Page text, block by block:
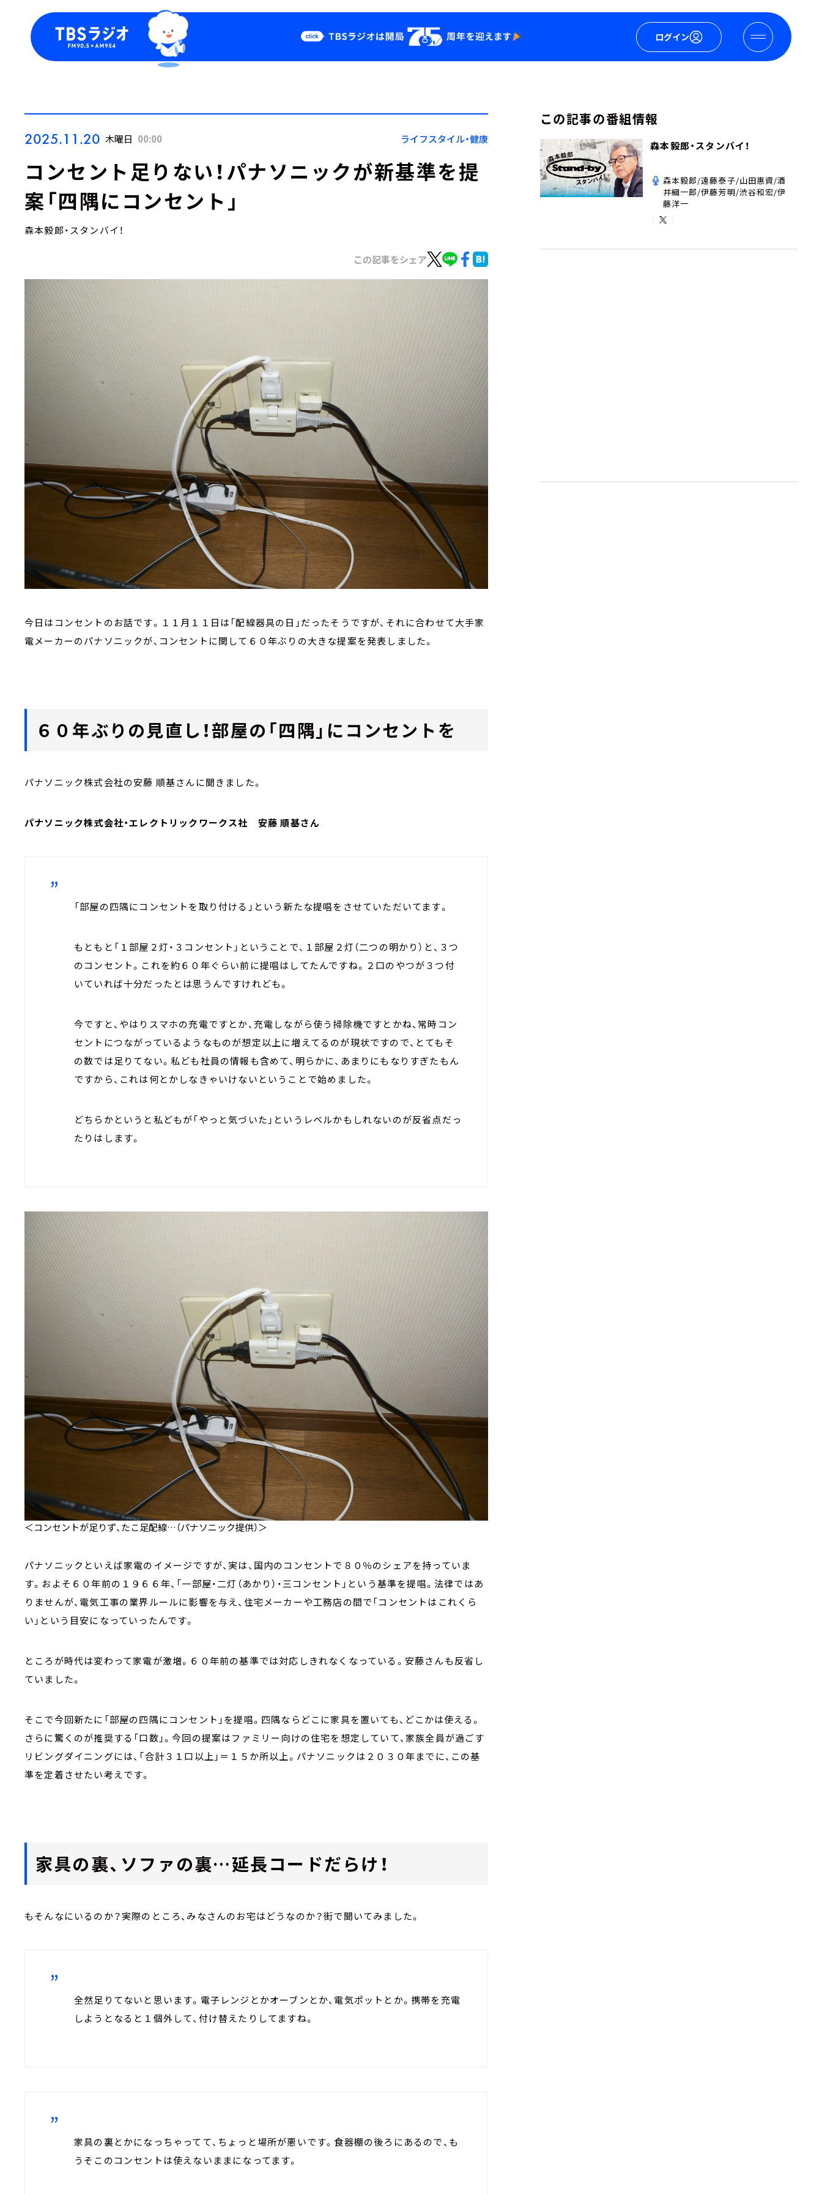
ログイン
Podcast
YouTube
会社情報
2025.11.20 木曜日 00:00 ライフスタイル・健康
コンセント足りない！パナソニックが新基準を提
案「四隅にコンセント」
森本毅郎・スタンバイ！
この記事をシェア
今日はコンセントのお話です。１１月１１日は「配線器具の日」だったそうですが、それに合わせて大手家
電メーカーのパナソニックが、コンセントに関して６０年ぶりの大きな提案を発表しました。
６０年ぶりの見直し！部屋の「四隅」にコンセントを
パナソニック株式会社の安藤 順基さんに聞きました。
パナソニック株式会社・エレクトリックワークス社 安藤 順基さん
「部屋の四隅にコンセントを取り付ける」という新たな提唱をさせていただいてます。
もともと「１部屋２灯・３コンセント」ということで、１部屋２灯（二つの明かり）と、３つ
のコンセント。これを約６０年ぐらい前に提唱はしてたんですね。２口のやつが３つ付
いていれば十分だったとは思うんですけれども。
今ですと、やはりスマホの充電ですとか、充電しながら使う掃除機ですとかね、常時コン
セントにつながっているようなものが想定以上に増えてるのが現状ですので、とてもそ
の数では足りてない。私ども社員の情報も含めて、明らかに、あまりにもなりすぎたもん
ですから、これは何とかしなきゃいけないということで始めました。
どちらかというと私どもが「やっと気づいた」というレベルかもしれないのが反省点だっ
たりはします。
＜コンセントが足りず、たこ足配線…（パナソニック提供）＞
パナソニックといえば家電のイメージですが、実は、国内のコンセントで８０％のシェアを持っていま
す。およそ６０年前の１９６６年、「一部屋・二灯（あかり）・三コンセント」という基準を提唱。法律ではあ
りませんが、電気工事の業界ルールに影響を与え、住宅メーカーや工務店の間で「コンセントはこれくら
い」という目安になっていったんです。
ところが時代は変わって家電が激増。６０年前の基準では対応しきれなくなっている。安藤さんも反省し
ていました。
そこで今回新たに「部屋の四隅にコンセント」を提唱。四隅ならどこに家具を置いても、どこかは使える。
さらに驚くのが推奨する「口数」。今回の提案はファミリー向けの住宅を想定していて、家族全員が過ごす
リビングダイニングには、「合計３１口以上」＝１５か所以上。パナソニックは２０３０年までに、この基
準を定着させたい考えです。
家具の裏、ソファの裏…延長コードだらけ！
もそんなにいるのか？実際のところ、みなさんのお宅はどうなのか？街で聞いてみました。
全然足りてないと思います。電子レンジとかオーブンとか、電気ポットとか。携帯を充電
しようとなると１個外して、付け替えたりしてますね。
家具の裏とかになっちゃってて、ちょっと場所が悪いです。食器棚の後ろにあるので、も
うそこのコンセントは使えないままになってます。
この記事の番組情報
森本毅郎・スタンバイ！
森本毅郎/遠藤泰子/山田惠資/酒
井綱一郎/伊藤芳明/渋谷和宏/伊
藤洋一